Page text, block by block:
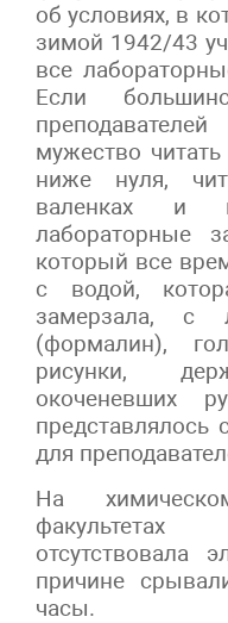
об условиях, в
зимой 1942/43
все
Если
мужество
ниже нуля,
валенках и
лабораторные
который все
с водой,
замерзала, с
(формалин),
рисунки,
окоченевших
для
На
отсутствовала
причине
часы.